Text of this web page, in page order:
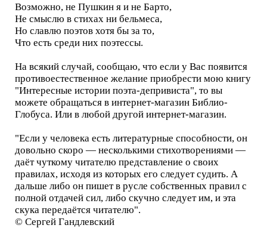
Возможно, не Пушкин я и не Барто,
Не смыслю в стихах ни бельмеса,
Но славлю поэтов хотя бы за то,
Что есть среди них поэтессы.
На всякий случай, сообщаю, что если у Вас появится
противоестественное желание приобрести мою книгу
"Интересные истории поэта-депривиста", то вы
можете обращаться в интернет-магазин Библио-
Глобуса. Или в любой другой интернет-магазин.
"Если у человека есть литературные способности, он
довольно скоро — несколькими стихотворениями —
даёт чуткому читателю представление о своих
правилах, исходя из которых его следует судить. А
дальше либо он пишет в русле собственных правил с
полной отдачей сил, либо скучно следует им, и эта
скука передаётся читателю".
© Сергей Гандлевский